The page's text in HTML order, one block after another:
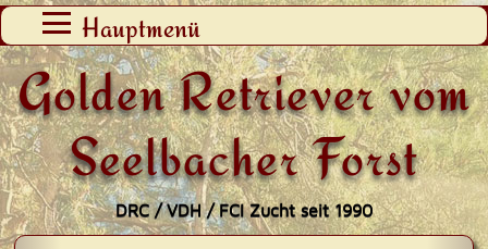
Golden Retriever vom
Seelbacher Forst
DRC / VDH / FCI Zucht seit 1990
Hauptmenü
Zum
Inhalt
springen